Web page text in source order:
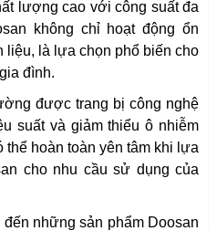
lượng cao với công suất đa
không chỉ hoạt động ổn
liệu, là lựa chọn phổ biến cho
đình.
được trang bị công nghệ
suất và giảm thiểu ô nhiễm
hoàn toàn yên tâm khi lựa
cho nhu cầu sử dụng của
những sản phẩm Doosan